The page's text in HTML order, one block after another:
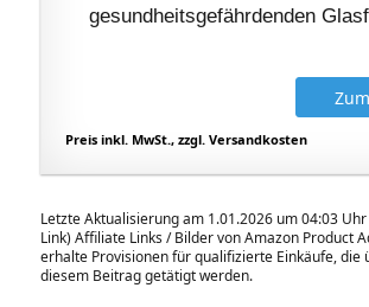
gesundheitsgefährdenden
Preis inkl. MwSt., zzgl. Versandkosten
Letzte Aktualisierung am 1.01.2026 um 04:03
Link) Affiliate Links / Bilder von Amazon Product
erhalte Provisionen für qualifizierte Einkäufe, die
diesem Beitrag getätigt werden.